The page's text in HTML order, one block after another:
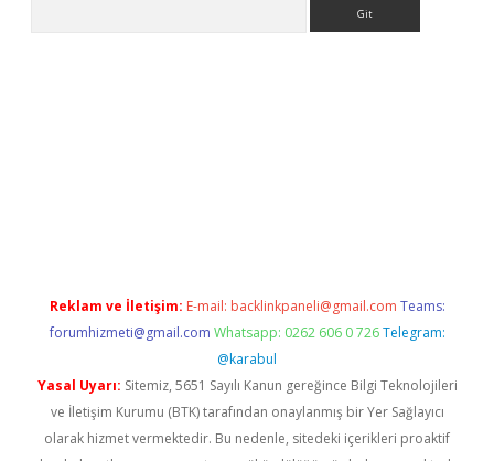
Reklam ve İletişim: E-mail: backlinkpaneli@gmail.com Teams:
forumhizmeti@gmail.com Whatsapp: 0262 606 0 726 Telegram:
@karabul
Yasal Uyarı: Sitemiz, 5651 Sayılı Kanun gereğince Bilgi Teknolojileri
ve İletişim Kurumu (BTK) tarafından onaylanmış bir Yer Sağlayıcı
olarak hizmet vermektedir. Bu nedenle, sitedeki içerikleri proaktif